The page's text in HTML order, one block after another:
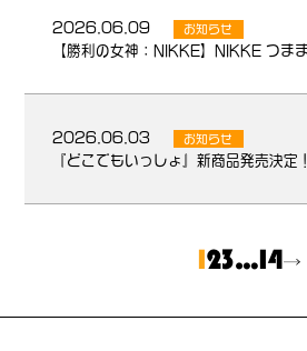
2026.06.09 お知らせ
2026.06.03 お知らせ
『どこでもいっしょ』新商品発売決定！
123…14